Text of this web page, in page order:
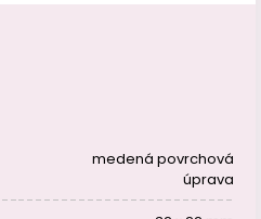
medená povrchová
úprava